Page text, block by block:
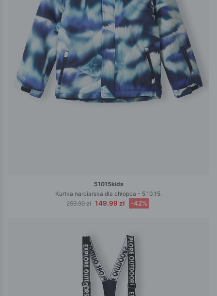
51015kids
Kurtka narciarska dla chłopca - 5.10.15.
259.99 zł 149.99 zł -42%